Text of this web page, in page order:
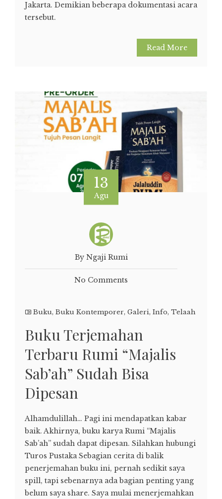
Jakarta. Demikian beberapa dokumentasi acara
tersebut.
Read More
13
Agu
By Ngaji Rumi
No Comments
Buku, Buku Kontemporer, Galeri, Info, Telaah
Buku Terjemahan
Terbaru Rumi “Majalis
Sab’ah” Sudah Bisa
Dipesan
Alhamdulillah… Pagi ini mendapatkan kabar
baik. Akhirnya, buku karya Rumi “Majalis
Sab’ah” sudah dapat dipesan. Silahkan hubungi
Turos Pustaka Sebagian cerita di balik
penerjemahan buku ini, pernah sedikit saya
spill, tapi sebenarnya ada bagian penting yang
belum saya share. Saya mulai menerjemahkan